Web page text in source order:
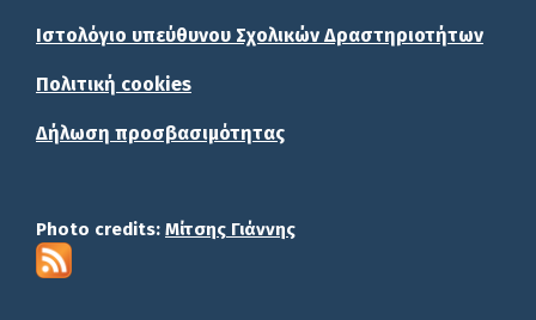
Ιστολόγιο υπεύθυνου Σχολικών Δραστηριοτήτων
Πολιτική cookies
Δήλωση προσβασιμότητας
Photo credits: Μίτσης Γιάννης